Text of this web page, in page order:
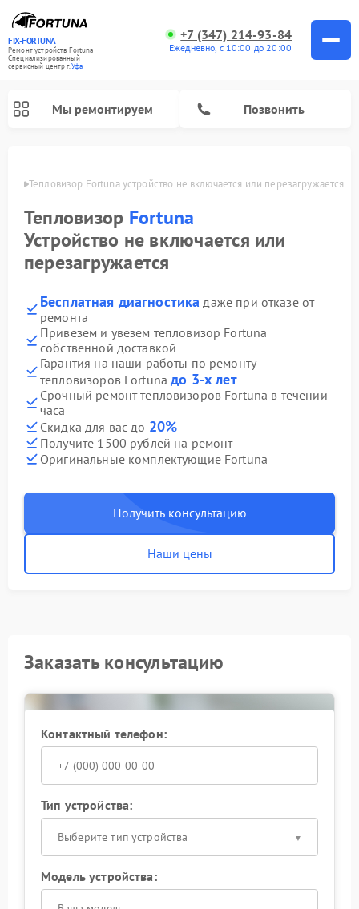
FIX-FORTUNA
Ремонт устройств Fortuna
Специализированный
cервисный центр г.Уфа
+7 (347) 214-93-84
Ежедневно, с 10:00 до 20:00
Мы ремонтируем Позвонить
Уфе Тепловизор Fortuna устройство не включается или перезагружается
Тепловизор Fortuna
Устройство не включается или
перезагружается
Бесплатная диагностика даже при отказе от
ремонта
Привезем и увезем тепловизор Fortuna
собственной доставкой
Гарантия на наши работы по ремонту
тепловизоров Fortunaдо 3-х лет
Срочный ремонт тепловизоров Fortuna в течении
часа
Скидка для вас до 20%
Получите 1500 рублей на ремонт
Оригинальные комплектующие Fortuna
Получить консультацию
Наши цены
Заказать консультацию
Контактный телефон:
Тип устройства:
Выберите тип устройства
Модель устройства: